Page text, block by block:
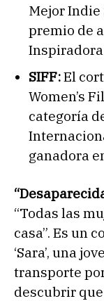
Mejor Indie
premio de
Inspiradora
SIFF:El
Women’s
categoría
ganadora
“Todas las
casa”. Es un
‘Sara’, una
transporte
descubrir